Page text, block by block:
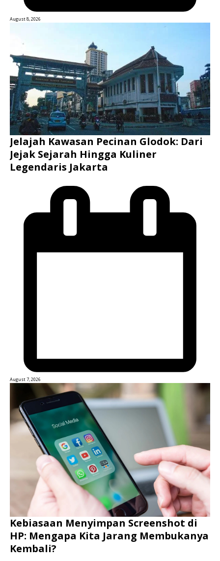
August 8, 2026
Jelajah Kawasan Pecinan Glodok: Dari
Jejak Sejarah Hingga Kuliner
Legendaris Jakarta
August 7, 2026
Kebiasaan Menyimpan Screenshot di
HP: Mengapa Kita Jarang Membukanya
Kembali?